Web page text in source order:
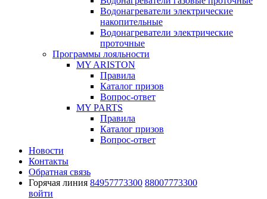
Водонагреватели электрические
накопительные
Водонагреватели электрические
проточные
Программы лояльности
MY ARISTON
Правила
Каталог призов
Вопрос-ответ
MY PARTS
Правила
Каталог призов
Вопрос-ответ
Новости
Контакты
Обратная связь
Горячая линия 84957773300 88007773300
войти